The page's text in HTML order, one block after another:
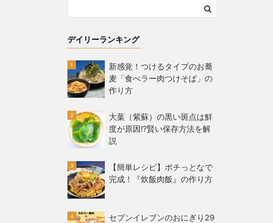
デイリーランキング
新感覚！つけるタイプのお蕎
麦「食べラー肉つけそば」の
作り方
大葉（紫蘇）の黒い斑点は鮮
度が原因!?賢い保存方法を解
説
【簡単レシピ】ポチっとなで
完成！『炊飯肉飯』の作り方
セブンイレブンのおにぎり29